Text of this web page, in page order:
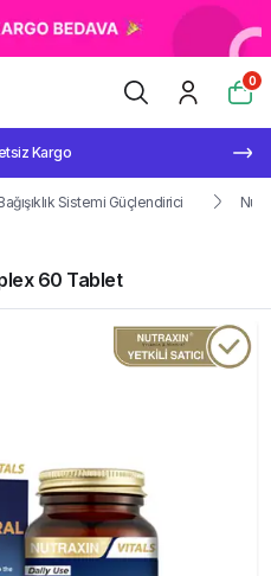
0
Kargo
Sistemi Güçlendirici
60 Tablet